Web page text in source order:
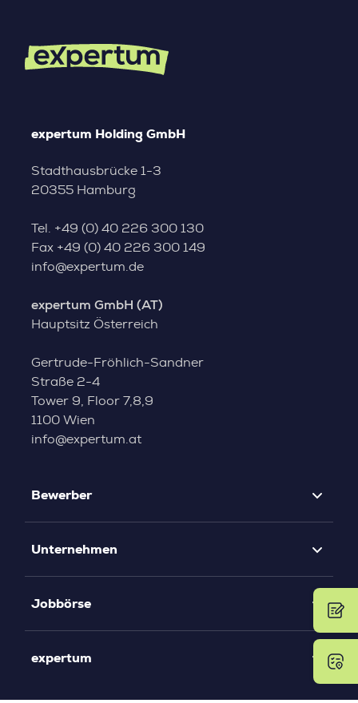
expertum Holding GmbH
Stadthausbrücke 1-3
20355 Hamburg
Tel. +49 (0) 40 226 300 130
Fax +49 (0) 40 226 300 149
info@expertum.de
expertum GmbH (AT)
Hauptsitz Österreich
Gertrude-Fröhlich-Sandner
Straße 2-4
Tower 9, Floor 7,8,9
1100 Wien
info@expertum.at
Bewerber
Unternehmen
Jobbörse
expertum